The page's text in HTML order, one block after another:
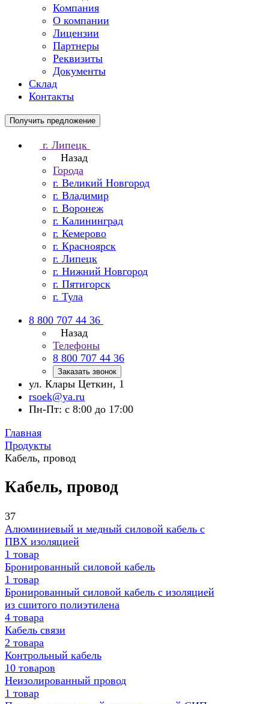
Компания
О компании
Лицензии
Партнеры
Реквизиты
Документы
Склад
Контакты
Получить предложение
г. Липецк
Назад
Города
г. Великий Новгород
г. Владимир
г. Воронеж
г. Калининград
г. Кемерово
г. Красноярск
г. Липецк
г. Нижний Новгород
г. Пятигорск
г. Тула
8 800 707 44 36
Назад
Телефоны
8 800 707 44 36
Заказать звонок
ул. Клары Цеткин, 1
rsoek@ya.ru
Пн-Пт: с 8:00 до 17:00
Главная
Продукты
Кабель, провод
Кабель, провод
37
Алюминиевый и медный силовой кабель с
ПВХ изоляцией
1 товар
Бронированный силовой кабель
1 товар
Бронированный силовой кабель с изоляцией
из сшитого полиэтилена
4 товара
Кабель связи
2 товара
Контрольный кабель
10 товаров
Неизолированный провод
1 товар